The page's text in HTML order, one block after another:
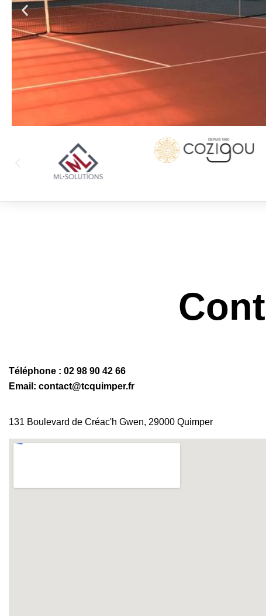
6 courts
couverts
Téléphone : 02 98 90 42 66
Email: contact@tcquimper.fr
131 Boulevard de Créac'h Gwen, 29000 Quimper